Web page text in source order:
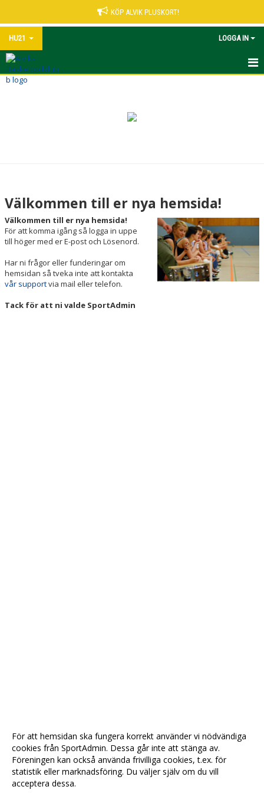
KÖP ALVIK PLUSKORT!
HU21 LOGGA IN
HEM
DOKUMENT
KONTAKT
Välkommen till er nya hemsida!
Välkommen till er nya hemsida!
För att komma igång så logga in uppe
till höger med er E-post och Lösenord.
Har ni frågor eller funderingar om
hemsidan så tveka inte att kontakta
vår supportvia mail eller telefon.
Tack för att ni valde SportAdmin
För att hemsidan ska fungera korrekt använder vi nödvändiga
cookies från SportAdmin. Dessa går inte att stänga av.
Föreningen kan också använda frivilliga cookies, t.ex. för
statistik eller marknadsföring. Du väljer själv om du vill
acceptera dessa.